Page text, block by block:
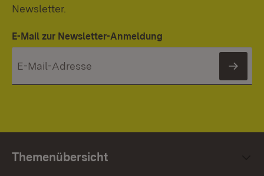
Newsletter.
E-Mail zur Newsletter-Anmeldung
Themenübersicht